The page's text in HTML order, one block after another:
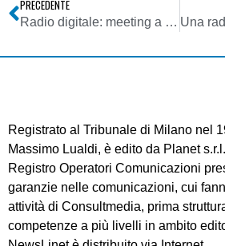
PRECEDENTE
Radio digitale: meeting a Copenhagen per l’introduzione della FM digitale. Possibili clamorose novità per il futuro della radio numerica
Registrato al Tribunale di Milano nel
Massimo Lualdi, è edito da Planet
Registro Operatori Comunicazioni
garanzie nelle comunicazioni, cui
attività di Consultmedia, prima
competenze a più livelli in ambito